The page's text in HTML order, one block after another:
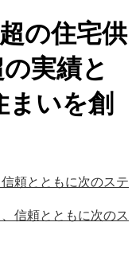
の住宅供
実績と
まいを創
頼とともに次のステ